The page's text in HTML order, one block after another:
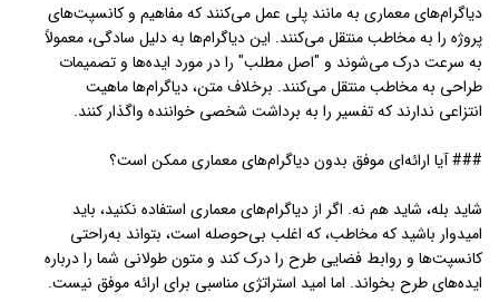
دیاگرام‌های معماری به مانند پلی عمل می‌کنند که مفاهیم و کانسپت‌های
پروژه را به مخاطب منتقل می‌کنند. این دیاگرام‌ها به دلیل سادگی، معمولاً
به سرعت درک می‌شوند و "اصل مطلب" را در مورد ایده‌ها و تصمیمات
طراحی به مخاطب منتقل می‌کنند. برخلاف متن، دیاگرام‌ها ماهیت
انتزاعی ندارند که تفسیر را به برداشت شخصی خواننده واگذار کنند.
### آیا ارائه‌ای موفق بدون دیاگرام‌های معماری ممکن است؟
شاید بله، شاید هم نه. اگر از دیاگرام‌های معماری استفاده نکنید، باید
امیدوار باشید که مخاطب، که اغلب بی‌حوصله است، بتواند به‌راحتی
کانسپت‌ها و روابط فضایی طرح را درک کند و متون طولانی شما را درباره
ایده‌های طرح بخواند. اما امید استراتژی مناسبی برای ارائه موفق نیست.